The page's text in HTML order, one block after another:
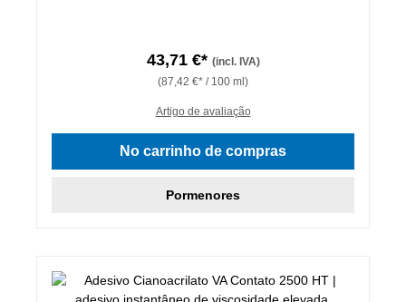
43,71 €* (incl. IVA)
(87,42 €* / 100 ml)
Artigo de avaliação
No carrinho de compras
Pormenores